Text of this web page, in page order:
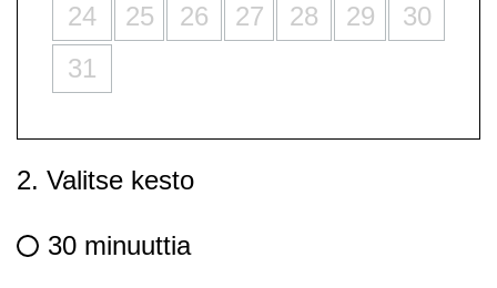
24
25 26 27 28 29
30
31
2. Valitse kesto
30 minuuttia